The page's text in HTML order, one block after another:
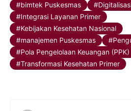
bimtek Puskesmas
Integrasi Layanan Primer
Kebijakan Kesehatan Nasional
manajemen Puskesmas
Pola Pengelolaan Keuangan (PPK)
Transformasi Kesehatan Primer